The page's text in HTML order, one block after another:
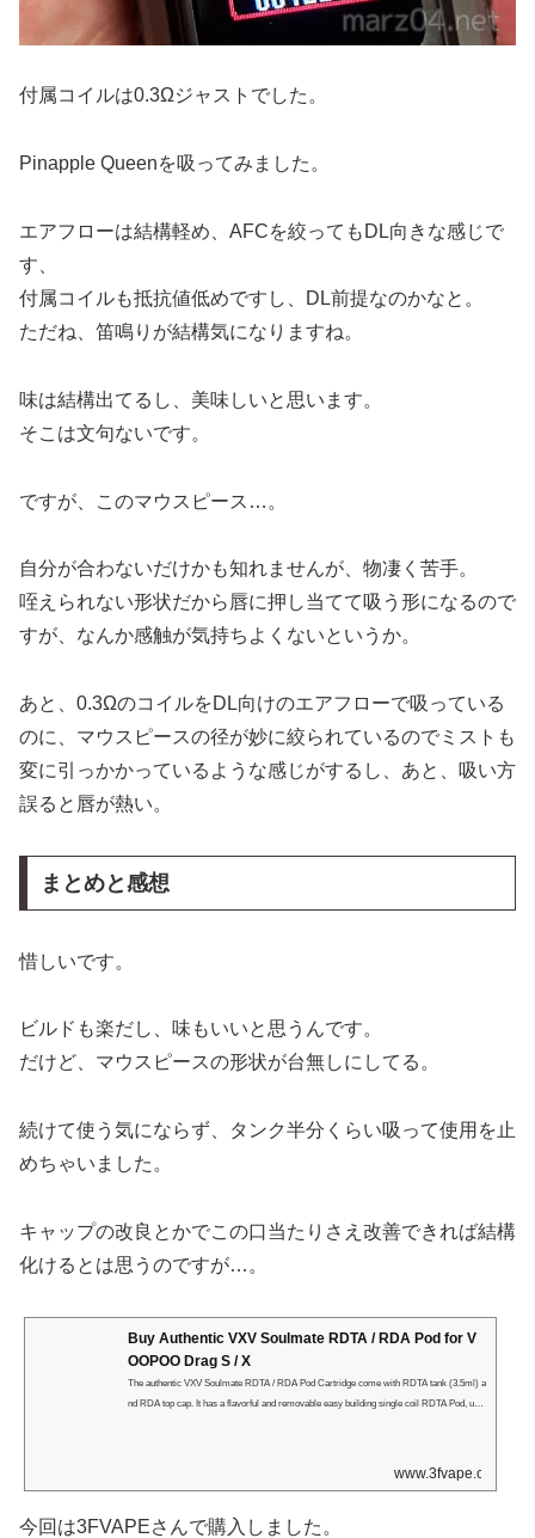
付属コイルは0.3Ωジャストでした。
Pinapple Queenを吸ってみました。
エアフローは結構軽め、AFCを絞ってもDL向きな感じで
す、
付属コイルも抵抗値低めですし、DL前提なのかなと。
ただね、笛鳴りが結構気になりますね。
味は結構出てるし、美味しいと思います。
そこは文句ないです。
ですが、このマウスピース…。
自分が合わないだけかも知れませんが、物凄く苦手。
咥えられない形状だから唇に押し当てて吸う形になるので
すが、なんか感触が気持ちよくないというか。
あと、0.3ΩのコイルをDL向けのエアフローで吸っている
のに、マウスピースの径が妙に絞られているのでミストも
変に引っかかっているような感じがするし、あと、吸い方
誤ると唇が熱い。
まとめと感想
惜しいです。
ビルドも楽だし、味もいいと思うんです。
だけど、マウスピースの形状が台無しにしてる。
続けて使う気にならず、タンク半分くらい吸って使用を止
めちゃいました。
キャップの改良とかでこの口当たりさえ改善できれば結構
化けるとは思うのですが…。
Buy Authentic VXV Soulmate RDTA / RDA Pod for V
OOPOO Drag S / X
The authentic VXV Soulmate RDTA / RDA Pod Cartridge come with RDTA tank (3.5ml) a
nd RDA top cap. It has a flavorful and removable easy building single coil RDTA Pod, uns
www.3fvape.com
今回は3FVAPEさんで購入しました。